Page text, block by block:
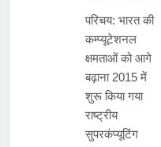
परिचय: भारत की
कम्प्यूटेशनल
क्षमताओं को आगे
बढ़ाना 2015 में
शुरू किया गया
राष्ट्रीय
सुपरकंप्यूटिंग